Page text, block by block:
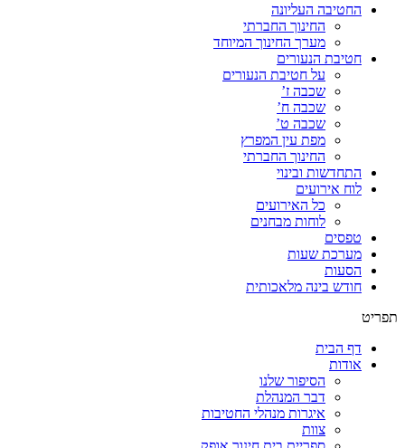
החטיבה העליונה
החינוך החברתי
מערך החינוך המיוחד
חטיבת הנעורים
על חטיבת הנעורים
שכבה ז’
שכבה ח’
שכבה ט’
מפת עין המפרץ
החינוך החברתי
התחדשות ובינוי
לוח אירועים
כל האירועים
לוחות מבחנים
טפסים
מערכת שעות
הסעות
חודש בינה מלאכותית
תפריט
דף הבית
אודות
הסיפור שלנו
דבר המנהלת
איגרות מנהלי החטיבות
צוות